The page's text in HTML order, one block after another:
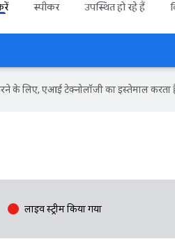
स्पीकर उपस्थित हो रहे हैं
के लिए, एआई टेक्नोलॉजी का इस्तेमाल
लाइव स्ट्रीम किया गया